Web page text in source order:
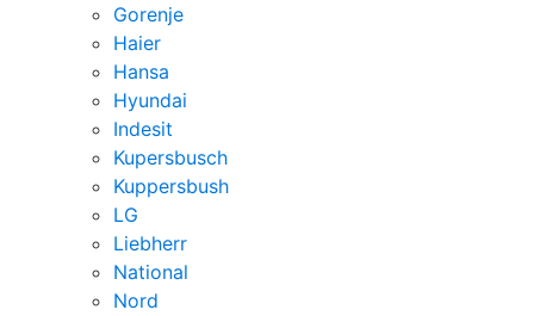
Gorenje
Haier
Hansa
Hyundai
Indesit
Kupersbusch
Kuppersbush
LG
Liebherr
National
Nord